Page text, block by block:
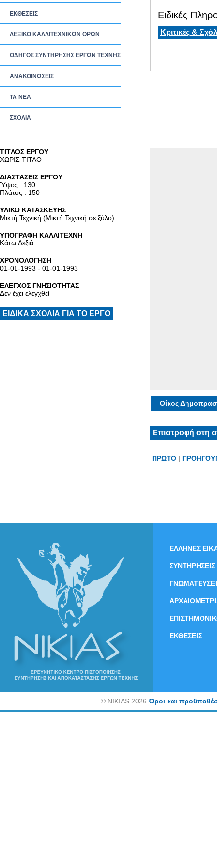
ΕΚΘΕΣΕΙΣ
ΛΕΞΙΚΟ ΚΑΛΛΙΤΕΧΝΙΚΩΝ ΟΡΩΝ
ΟΔΗΓΟΣ ΣΥΝΤΗΡΗΣΗΣ ΕΡΓΩΝ ΤΕΧΝΗΣ
ΑΝΑΚΟΙΝΩΣΕΙΣ
ΤΑ ΝEΑ
ΣΧΟΛΙΑ
Ειδικές
Κριτικές &
TITΛΟΣ ΕΡΓΟΥ
ΧΩΡΙΣ ΤΙΤΛΟ
ΔΙΑΣΤΑΣΕΙΣ ΕΡΓΟΥ
Ύψος : 130
Πλάτος : 150
ΥΛΙΚΟ ΚΑΤΑΣΚΕΥΗΣ
Μικτή Τεχνική (Μικτή Τεχνική σε ξύλο)
ΥΠΟΓΡΑΦΗ ΚΑΛΛΙΤΕΧΝΗ
Κάτω Δεξιά
ΧΡΟΝΟΛΟΓΗΣΗ
01-01-1993 - 01-01-1993
ΕΛΕΓΧΟΣ ΓΝΗΣΙΟΤΗΤΑΣ
Δεν έχει ελεγχθεί
ΕΙΔΙΚΑ ΣΧΟΛΙΑ ΓΙΑ ΤΟ ΕΡΓΟ
Οίκος
Επιστροφή στη
ΠΡΩΤΟ |
ΕΛΛΗΝΕΣ
ΣΥΝΤΗΡΗΣΕΙΣ
ΕΚΘΕΣΕΙΣ
©NIKIAS 2026Όροι και